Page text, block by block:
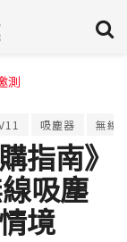
測
吸塵器 無線
指南》
吸塵
境